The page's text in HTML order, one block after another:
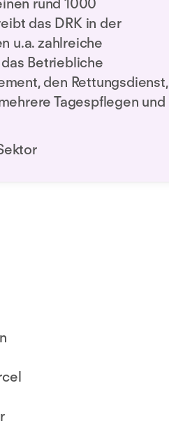
rund 1000
das DRK in der
u.a. zahlreiche
Betriebliche
den Rettungsdienst,
Tagespflegen und